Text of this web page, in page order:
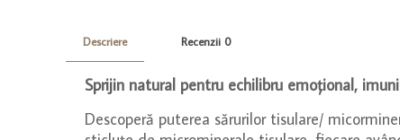
Descriere Recenzii 0
Sprijin natural pentru echilibru emoțional,
Descoperă puterea sărurilor tisulare/